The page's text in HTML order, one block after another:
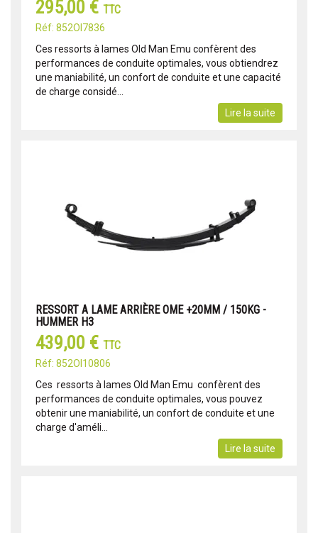
295,00 € TTC
Réf: 852OI7836
Ces ressorts à lames Old Man Emu confèrent des
performances de conduite optimales, vous obtiendrez
une maniabilité, un confort de conduite et une capacité
de charge considé...
Lire la suite
RESSORT A LAME ARRIÈRE OME +20MM / 150KG -
HUMMER H3
439,00 € TTC
Réf: 852OI10806
Ces ressorts à lames Old Man Emu confèrent des
performances de conduite optimales, vous pouvez
obtenir une maniabilité, un confort de conduite et une
charge d'améli...
Lire la suite